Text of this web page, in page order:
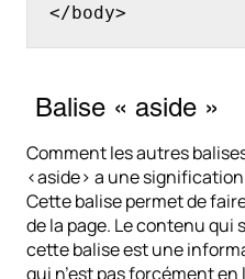
</body>
Balise « aside »
Comment les autres
<aside> a une
Cette balise permet de
de la page. Le contenu qui
cette balise est une
qui n’est pas forcément